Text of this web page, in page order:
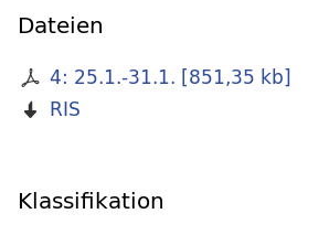
Dateien
4: 25.1.-31.1. [851,35 kb]
RIS
Klassifikation